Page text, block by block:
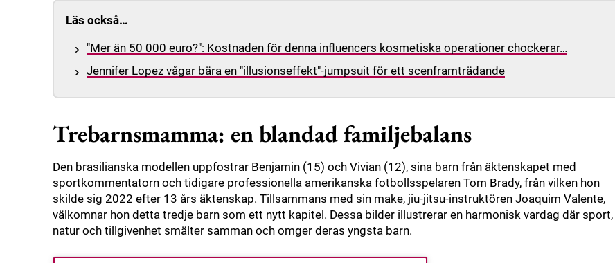
Läs också…
"Mer än 50 000 euro?": Kostnaden för denna influencers kosmetiska operationer chockerar…
Jennifer Lopez vågar bära en "illusionseffekt"-jumpsuit för ett scenframträdande
Trebarnsmamma: en blandad familjebalans
Den brasilianska modellen uppfostrar Benjamin (15) och Vivian (12), sina barn från äktenskapet med
sportkommentatorn och tidigare professionella amerikanska fotbollsspelaren Tom Brady, från vilken hon
skilde sig 2022 efter 13 års äktenskap. Tillsammans med sin make, jiu-jitsu-instruktören Joaquim Valente,
välkomnar hon detta tredje barn som ett nytt kapitel. Dessa bilder illustrerar en harmonisk vardag där sport,
natur och tillgivenhet smälter samman och omger deras yngsta barn.